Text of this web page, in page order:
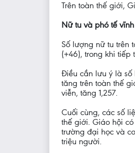
Trên toàn thế giới,
Nữ tu và phó tế
Số lượng nữ tu trên
(+46), trong khi tiếp
Điều cần lưu ý là số
tăng trên toàn thế
viễn, tăng 1,257.
Cuối cùng, các số
thế giới. Giáo hội
trường đại học và
triệu người.